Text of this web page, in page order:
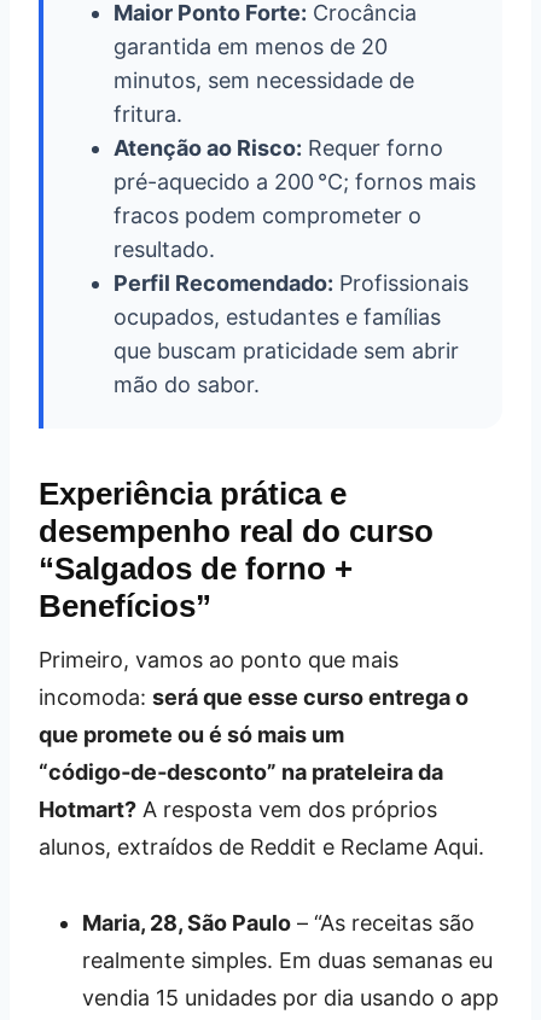
Maior Ponto Forte: Crocância
garantida em menos de 20
minutos, sem necessidade de
fritura.
Atenção ao Risco: Requer forno
pré-aquecido a 200 °C; fornos mais
fracos podem comprometer o
resultado.
Perfil Recomendado: Profissionais
ocupados, estudantes e famílias
que buscam praticidade sem abrir
mão do sabor.
Experiência prática e
desempenho real do curso
“Salgados de forno +
Benefícios”
Primeiro, vamos ao ponto que mais
incomoda: será que esse curso entrega o
que promete ou é só mais um
“código‑de‑desconto” na prateleira da
Hotmart? A resposta vem dos próprios
alunos, extraídos de Reddit e Reclame Aqui.
Maria, 28, São Paulo – “As receitas são
realmente simples. Em duas semanas eu
vendia 15 unidades por dia usando o app